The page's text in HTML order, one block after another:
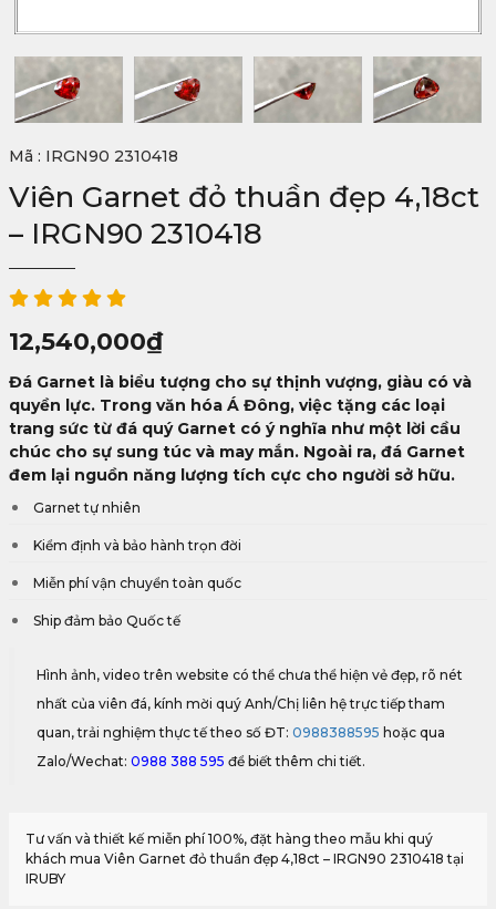
Mã : IRGN90 2310418
Viên Garnet đỏ thuần đẹp 4,18ct
– IRGN90 2310418
12,540,000₫
Đá Garnet là biểu tượng cho sự thịnh vượng, giàu có và
quyền lực. Trong văn hóa Á Đông, việc tặng các loại
trang sức từ đá quý Garnet có ý nghĩa như một lời cầu
chúc cho sự sung túc và may mắn. Ngoài ra, đá Garnet
đem lại nguồn năng lượng tích cực cho người sở hữu.
Garnet tự nhiên
Kiểm định và bảo hành trọn đời
Miễn phí vận chuyển toàn quốc
Ship đảm bảo Quốc tế
Hình ảnh, video trên website có thể chưa thể hiện vẻ đẹp, rõ nét
nhất của viên đá, kính mời quý Anh/Chị liên hệ trực tiếp tham
quan, trải nghiệm thực tế theo số ĐT: 0988388595 hoặc qua
Zalo/Wechat: 0988 388 595 để biết thêm chi tiết.
Tư vấn và thiết kế miễn phí 100%, đặt hàng theo mẫu khi quý
khách mua Viên Garnet đỏ thuần đẹp 4,18ct – IRGN90 2310418 tại
IRUBY